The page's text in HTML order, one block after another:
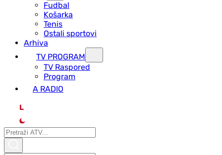
Fudbal
Košarka
Tenis
Ostali sportovi
Arhiva
TV PROGRAM
ТV Raspored
Program
A RADIO
L